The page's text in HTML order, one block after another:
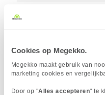
Cookies op Megekko.
Megekko maakt gebruik van
marketing cookies en
Door op "Alles accepteren" te
AMD Ryzen 7 9700X
6